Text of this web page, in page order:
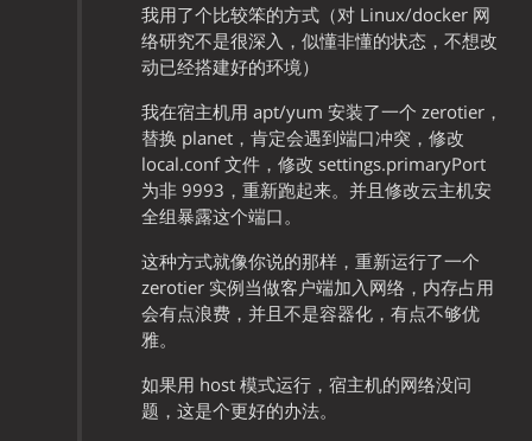
我用了个比较笨的方式（对 Linux/docker 网
络研究不是很深入，似懂非懂的状态，不想改
动已经搭建好的环境）
我在宿主机用 apt/yum 安装了一个 zerotier，
替换 planet，肯定会遇到端口冲突，修改
local.conf 文件，修改 settings.primaryPort
为非 9993，重新跑起来。并且修改云主机安
全组暴露这个端口。
这种方式就像你说的那样，重新运行了一个
zerotier 实例当做客户端加入网络，内存占用
会有点浪费，并且不是容器化，有点不够优
雅。
如果用 host 模式运行，宿主机的网络没问
题，这是个更好的办法。